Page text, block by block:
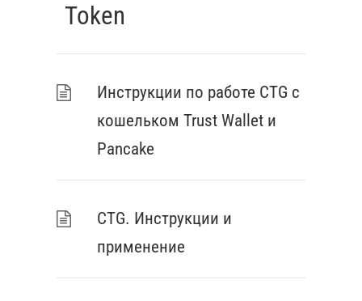
Token
Инструкции по работе CTG с
кошельком Trust Wallet и
Pancake
СTG. Инструкции и
применение